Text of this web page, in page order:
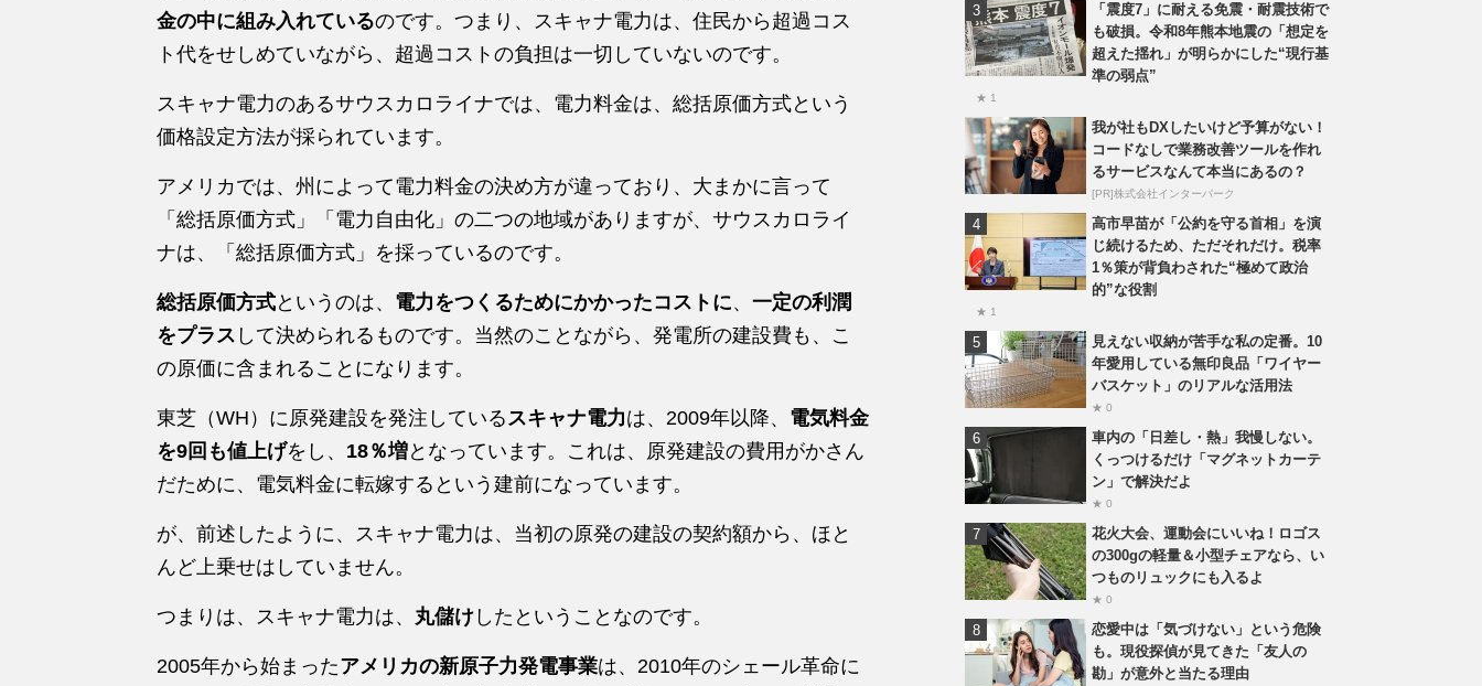
金の中に組み入れているのです。つまり、スキャナ電力は、住民から超過コス
ト代をせしめていながら、超過コストの負担は一切していないのです。
スキャナ電力のあるサウスカロライナでは、電力料金は、総括原価方式という
価格設定方法が採られています。
アメリカでは、州によって電力料金の決め方が違っており、大まかに言って
「総括原価方式」「電力自由化」の二つの地域がありますが、サウスカロライ
ナは、「総括原価方式」を採っているのです。
総括原価方式というのは、 電力をつくるためにかかったコストに、 一定の利潤
をプラス して決められるものです。当然のことながら、発電所の建設費も、こ
の原価に含まれることになります。
東芝（WH）に原発建設を発注している スキャナ電力は、2009年以降、 電気料金
を9回も値上げをし、 18％増となっています。これは、原発建設の費用がかさん
だために、電気料金に転嫁するという建前になっています。
が、前述したように、スキャナ電力は、当初の原発の建設の契約額から、ほと
んど上乗せはしていません。
つまりは、スキャナ電力は、 丸儲け したということなのです。
2005年から始まったアメリカの新原子力発電事業は、2010年のシェール革命に
「震度7」に耐える免震・耐震技術で
も破損。令和8年熊本地震の「想定を
超えた揺れ」が明らかにした“現行基
準の弱点”
★ 1
我が社もDXしたいけど予算がない！
コードなしで業務改善ツールを作れ
るサービスなんて本当にあるの？
[PR]株式会社インターパーク
高市早苗が「公約を守る首相」を演
じ続けるため、ただそれだけ。税率
1％策が背負わされた“極めて政治
的”な役割
★ 1
見えない収納が苦手な私の定番。10
年愛用している無印良品「ワイヤー
バスケット」のリアルな活用法
★ 0
車内の「日差し・熱」我慢しない。
くっつけるだけ「マグネットカーテ
ン」で解決だよ
★ 0
花火大会、運動会にいいね！ロゴス
の300gの軽量＆小型チェアなら、い
つものリュックにも入るよ
★ 0
恋愛中は「気づけない」という危険
も。現役探偵が見てきた「友人の
勘」が意外と当たる理由